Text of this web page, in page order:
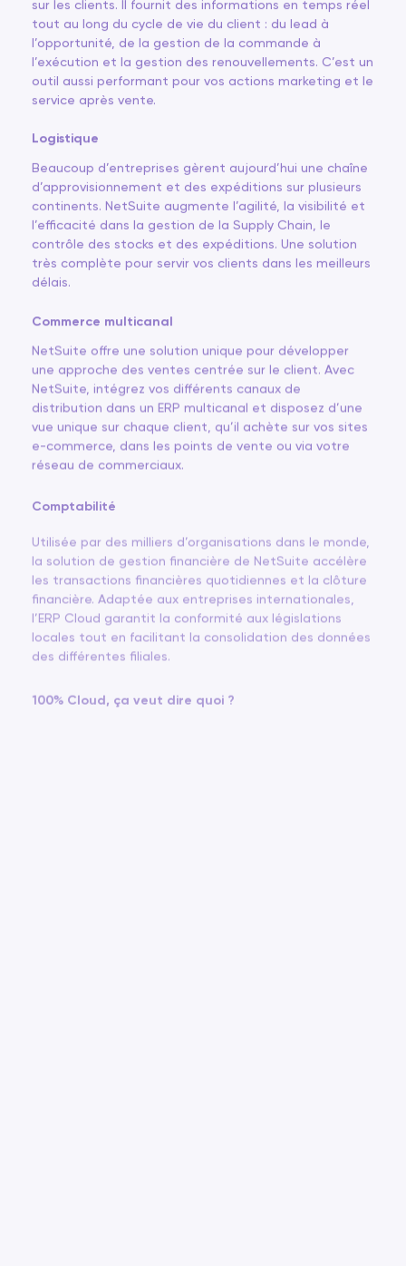
sur les clients. Il fournit des informations en temps réel
tout au long du cycle de vie du client : du lead à
l’opportunité, de la gestion de la commande à
l’exécution et la gestion des renouvellements. C’est un
outil aussi performant pour vos actions marketing et le
service après vente.
Logistique
Beaucoup d’entreprises gèrent aujourd’hui une chaîne
d’approvisionnement et des expéditions sur plusieurs
continents. NetSuite augmente l’agilité, la visibilité et
l’efficacité dans la gestion de la Supply Chain, le
contrôle des stocks et des expéditions. Une solution
très complète pour servir vos clients dans les meilleurs
délais.
Commerce multicanal
NetSuite offre une solution unique pour développer
une approche des ventes centrée sur le client. Avec
NetSuite, intégrez vos différents canaux de
distribution dans un ERP multicanal et disposez d’une
vue unique sur chaque client, qu’il achète sur vos sites
e-commerce, dans les points de vente ou via votre
réseau de commerciaux.
Comptabilité
la solution de gestion financière de NetSuite accélère
les transactions financières quotidiennes et la clôture
financière. Adaptée aux entreprises internationales,
l’ERP Cloud garantit la conformité aux législations
locales tout en facilitant la consolidation des données
des différentes filiales.